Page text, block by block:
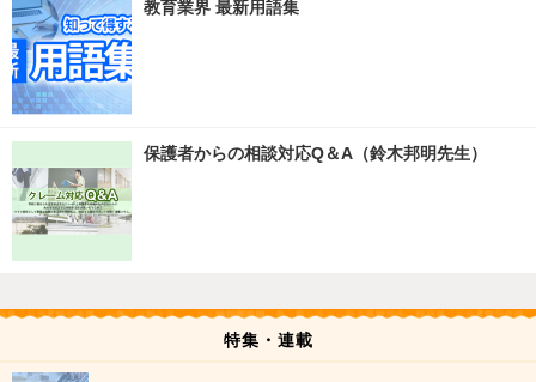
教育業界 最新用語集
保護者からの相談対応Q＆A（鈴木邦明先生）
特集・連載